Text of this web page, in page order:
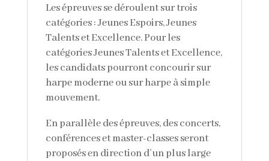
Les épreuves se déroulent sur trois
catégories : Jeunes Espoirs, Jeunes
Talents et Excellence. Pour les
catégories Jeunes Talents et Excellence,
les candidats pourront concourir sur
harpe moderne ou sur harpe à simple
mouvement.
En parallèle des épreuves, des concerts,
conférences et master-classes seront
proposés en direction d’un plus large